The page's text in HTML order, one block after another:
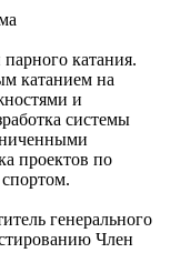
катания.
катанием на
и
системы
проектов по
генерального
Член